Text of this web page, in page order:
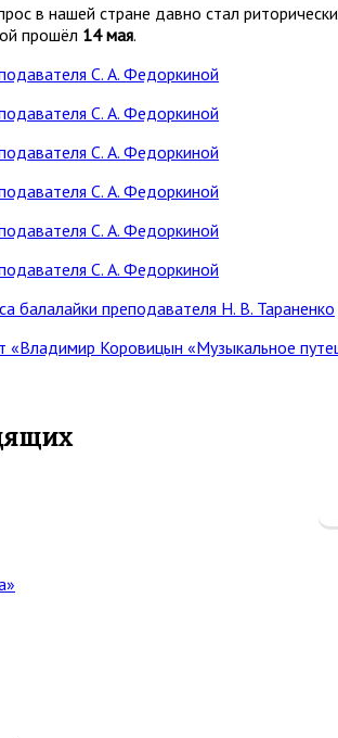
в нашей стране давно стал
прошёл 14 мая.
балалайки преподавателя Н. В. Тараненко
«Владимир Коровицын «Музыкальное